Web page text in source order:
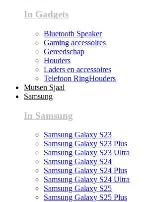
In Gadgets
Bluetooth Speaker
Gaming accessoires
Gereedschap
Houders
Laders en accessoires
Telefoon RingHouders
Mutsen Sjaal
Samsung
In Samsung
Samsung Galaxy S23
Samsung Galaxy S23 Plus
Samsung Galaxy S23 Ultra
Samsung Galaxy S24
Samsung Galaxy S24 Plus
Samsung Galaxy S24 Ultra
Samsung Galaxy S25
Samsung Galaxy S25 Plus